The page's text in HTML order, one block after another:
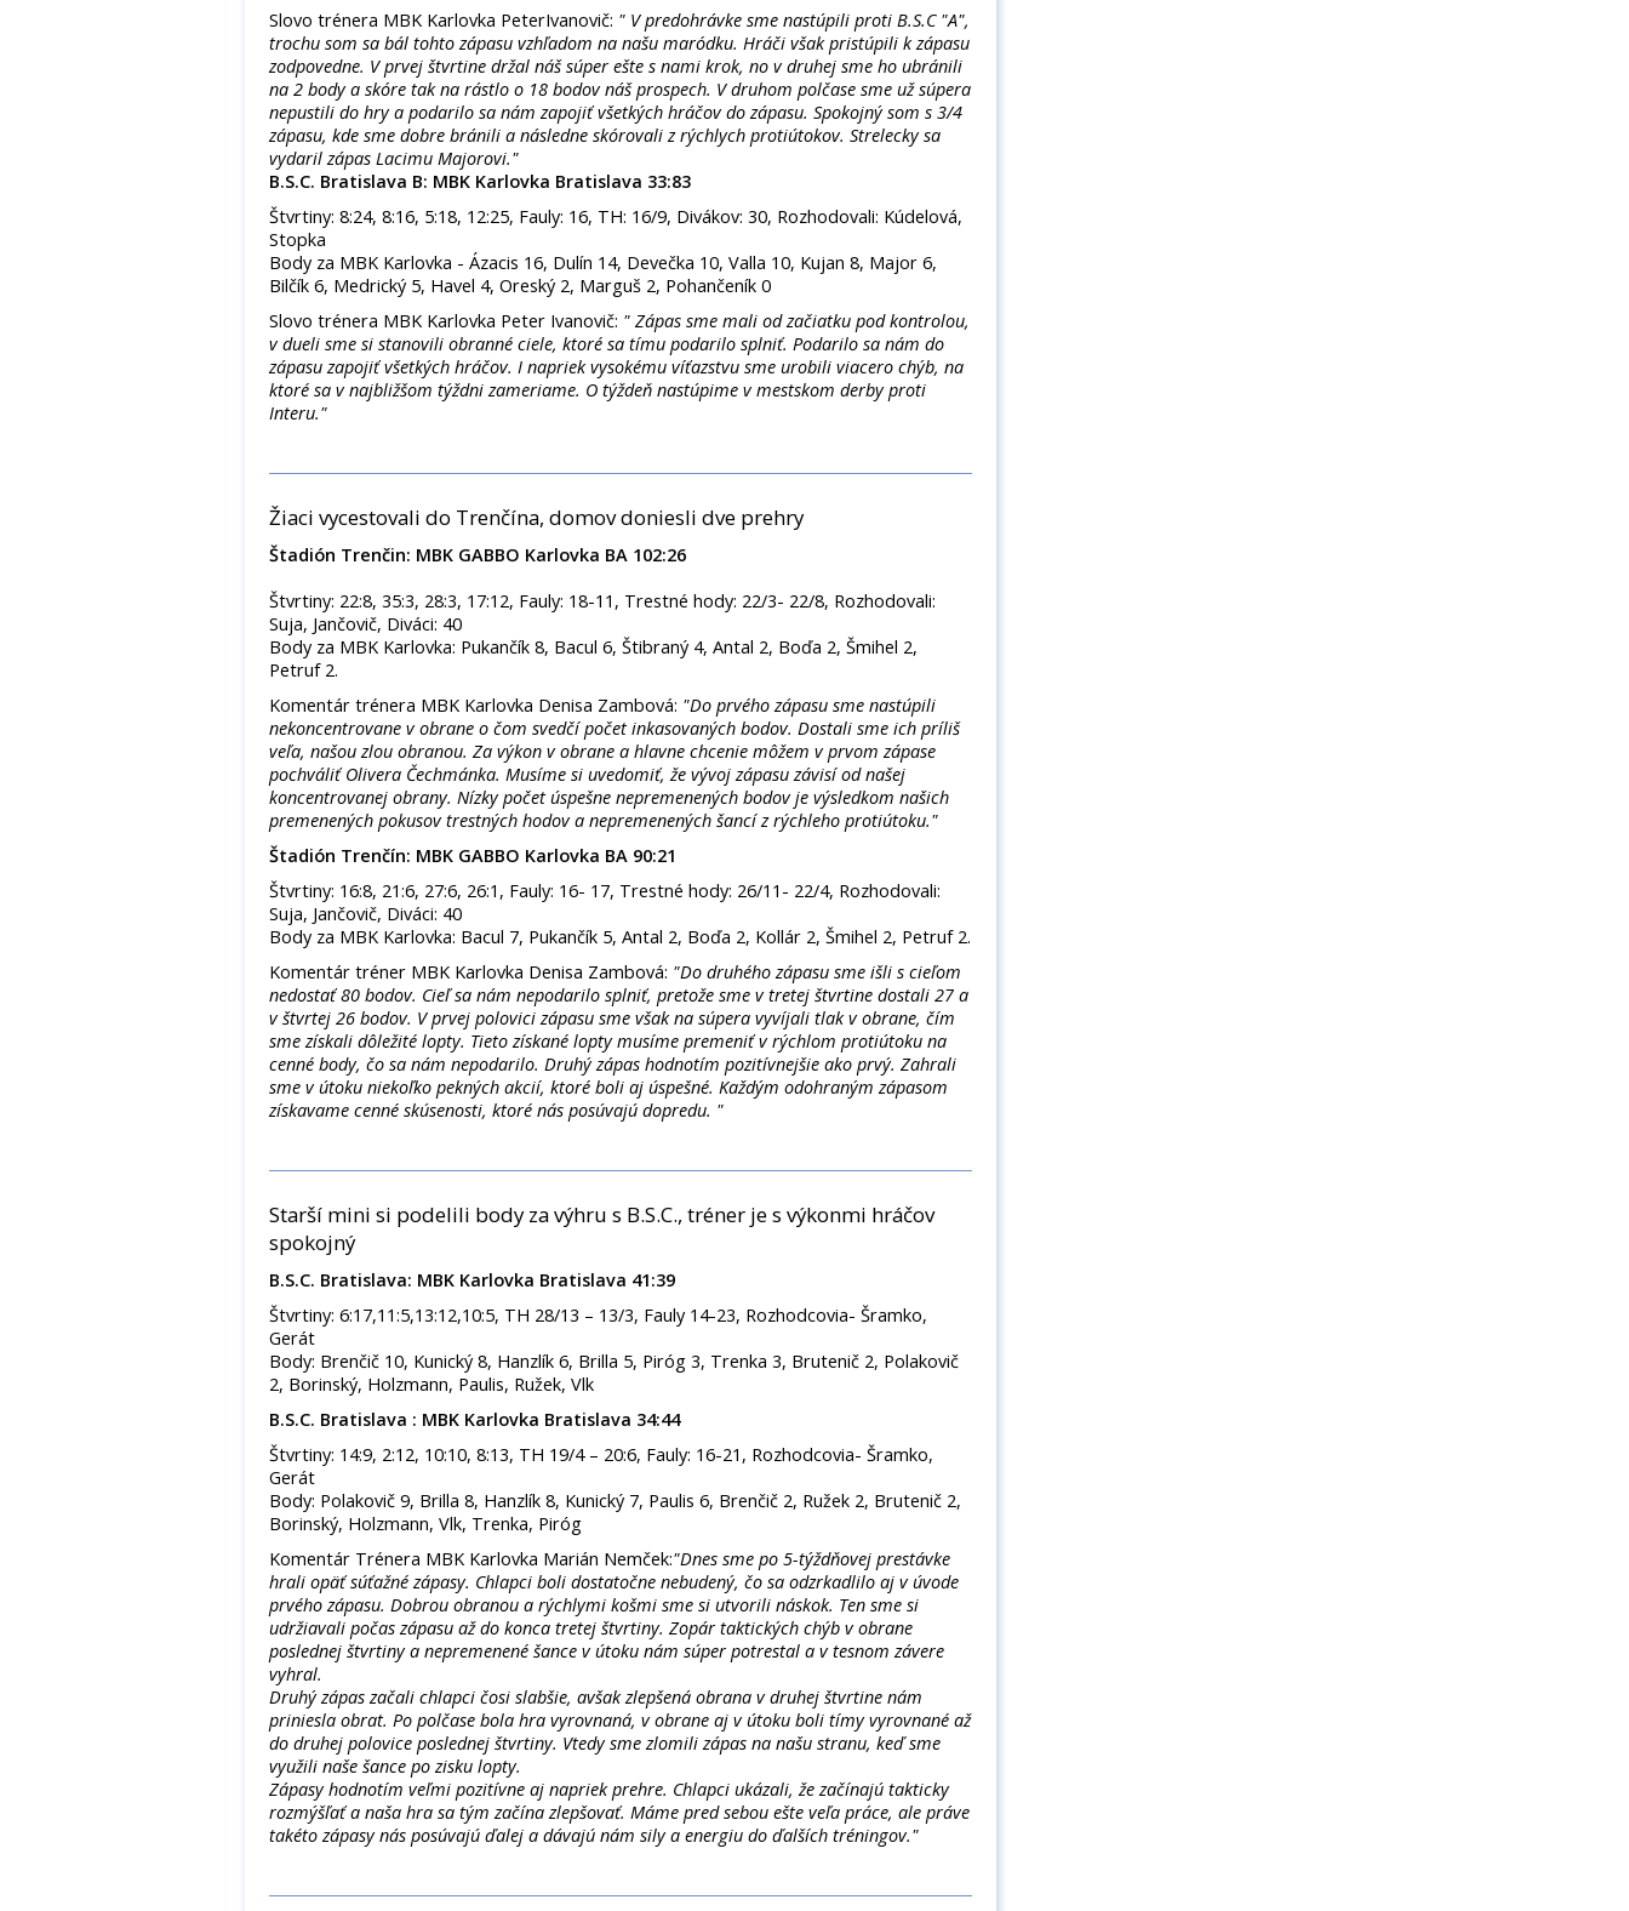
Slovo trénera MBK Karlovka PeterIvanovič: " V predohrávke sme nastúpili proti B.S.C "A",
trochu som sa bál tohto zápasu vzhľadom na našu maródku. Hráči však pristúpili k zápasu
zodpovedne. V prvej štvrtine držal náš súper ešte s nami krok, no v druhej sme ho ubránili
na 2 body a skóre tak na rástlo o 18 bodov náš prospech. V druhom polčase sme už súpera
nepustili do hry a podarilo sa nám zapojiť všetkých hráčov do zápasu. Spokojný som s 3/4
zápasu, kde sme dobre bránili a následne skórovali z rýchlych protiútokov. Strelecky sa
vydaril zápas Lacimu Majorovi."
B.S.C. Bratislava B: MBK Karlovka Bratislava 33:83
Štvrtiny: 8:24, 8:16, 5:18, 12:25, Fauly: 16, TH: 16/9, Divákov: 30, Rozhodovali: Kúdelová,
Stopka
Body za MBK Karlovka - Ázacis 16, Dulín 14, Devečka 10, Valla 10, Kujan 8, Major 6,
Bilčík 6, Medrický 5, Havel 4, Oreský 2, Marguš 2, Pohančeník 0
Slovo trénera MBK Karlovka Peter Ivanovič: " Zápas sme mali od začiatku pod kontrolou,
v dueli sme si stanovili obranné ciele, ktoré sa tímu podarilo splniť. Podarilo sa nám do
zápasu zapojiť všetkých hráčov. I napriek vysokému víťazstvu sme urobili viacero chýb, na
ktoré sa v najbližšom týždni zameriame. O týždeň nastúpime v mestskom derby proti
Interu."
Žiaci vycestovali do Trenčína, domov doniesli dve prehry
Štadión Trenčin: MBK GABBO Karlovka BA 102:26
Štvrtiny: 22:8, 35:3, 28:3, 17:12, Fauly: 18-11, Trestné hody: 22/3- 22/8, Rozhodovali:
Suja, Jančovič, Diváci: 40
Body za MBK Karlovka: Pukančík 8, Bacul 6, Štibraný 4, Antal 2, Boďa 2, Šmihel 2,
Petruf 2.
Komentár trénera MBK Karlovka Denisa Zambová: "Do prvého zápasu sme nastúpili
nekoncentrovane v obrane o čom svedčí počet inkasovaných bodov. Dostali sme ich príliš
veľa, našou zlou obranou. Za výkon v obrane a hlavne chcenie môžem v prvom zápase
pochváliť Olivera Čechmánka. Musíme si uvedomiť, že vývoj zápasu závisí od našej
koncentrovanej obrany. Nízky počet úspešne nepremenených bodov je výsledkom našich
premenených pokusov trestných hodov a nepremenených šancí z rýchleho protiútoku."
Štadión Trenčín: MBK GABBO Karlovka BA 90:21
Štvrtiny: 16:8, 21:6, 27:6, 26:1, Fauly: 16- 17, Trestné hody: 26/11- 22/4, Rozhodovali:
Suja, Jančovič, Diváci: 40
Body za MBK Karlovka: Bacul 7, Pukančík 5, Antal 2, Boďa 2, Kollár 2, Šmihel 2, Petruf 2.
Komentár tréner MBK Karlovka Denisa Zambová: "Do druhého zápasu sme išli s cieľom
nedostať 80 bodov. Cieľ sa nám nepodarilo splniť, pretože sme v tretej štvrtine dostali 27 a
v štvrtej 26 bodov. V prvej polovici zápasu sme však na súpera vyvíjali tlak v obrane, čím
sme získali dôležité lopty. Tieto získané lopty musíme premeniť v rýchlom protiútoku na
cenné body, čo sa nám nepodarilo. Druhý zápas hodnotím pozitívnejšie ako prvý. Zahrali
sme v útoku niekoľko pekných akcií, ktoré boli aj úspešné. Každým odohraným zápasom
získavame cenné skúsenosti, ktoré nás posúvajú dopredu. "
Starší mini si podelili body za výhru s B.S.C., tréner je s výkonmi hráčov
spokojný
B.S.C. Bratislava: MBK Karlovka Bratislava 41:39
Štvrtiny: 6:17,11:5,13:12,10:5, TH 28/13 – 13/3, Fauly 14-23, Rozhodcovia- Šramko,
Gerát
Body: Brenčič 10, Kunický 8, Hanzlík 6, Brilla 5, Piróg 3, Trenka 3, Brutenič 2, Polakovič
2, Borinský, Holzmann, Paulis, Ružek, Vlk
B.S.C. Bratislava : MBK Karlovka Bratislava 34:44
Štvrtiny: 14:9, 2:12, 10:10, 8:13, TH 19/4 – 20:6, Fauly: 16-21, Rozhodcovia- Šramko,
Gerát
Body: Polakovič 9, Brilla 8, Hanzlík 8, Kunický 7, Paulis 6, Brenčič 2, Ružek 2, Brutenič 2,
Borinský, Holzmann, Vlk, Trenka, Piróg
Komentár Trénera MBK Karlovka Marián Nemček:"Dnes sme po 5-týždňovej prestávke
hrali opäť súťažné zápasy. Chlapci boli dostatočne nebudený, čo sa odzrkadlilo aj v úvode
prvého zápasu. Dobrou obranou a rýchlymi košmi sme si utvorili náskok. Ten sme si
udržiavali počas zápasu až do konca tretej štvrtiny. Zopár taktických chýb v obrane
poslednej štvrtiny a nepremenené šance v útoku nám súper potrestal a v tesnom závere
vyhral.
Druhý zápas začali chlapci čosi slabšie, avšak zlepšená obrana v druhej štvrtine nám
priniesla obrat. Po polčase bola hra vyrovnaná, v obrane aj v útoku boli tímy vyrovnané až
do druhej polovice poslednej štvrtiny. Vtedy sme zlomili zápas na našu stranu, keď sme
využili naše šance po zisku lopty.
Zápasy hodnotím veľmi pozitívne aj napriek prehre. Chlapci ukázali, že začínajú takticky
rozmýšľať a naša hra sa tým začína zlepšovať. Máme pred sebou ešte veľa práce, ale práve
takéto zápasy nás posúvajú ďalej a dávajú nám sily a energiu do ďalších tréningov."